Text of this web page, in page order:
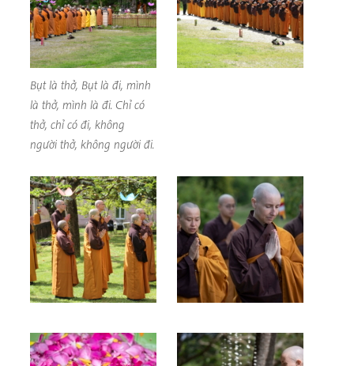
Bụt là thở, Bụt là đi, mình
là thở, mình là đi. Chỉ có
thở, chỉ có đi, không
người thở, không người đi.